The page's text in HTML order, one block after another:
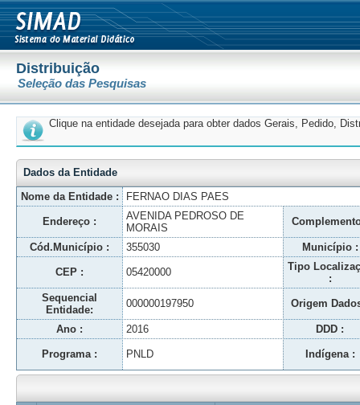
Distribuição
Seleção das Pesquisas
Clique na entidade desejada para obter dados Gerais, Pedido,
Dados da Entidade
Nome da Entidade :
FERNAO DIAS PAES
Endereço :
AVENIDA PEDROSO DE
MORAIS
Cód.Município : 355030 Município :
CEP : 05420000
Tipo
:
Sequencial
Entidade:
000000197950 Origem
Ano : 2016 DDD :
Programa : PNLD Indígena :